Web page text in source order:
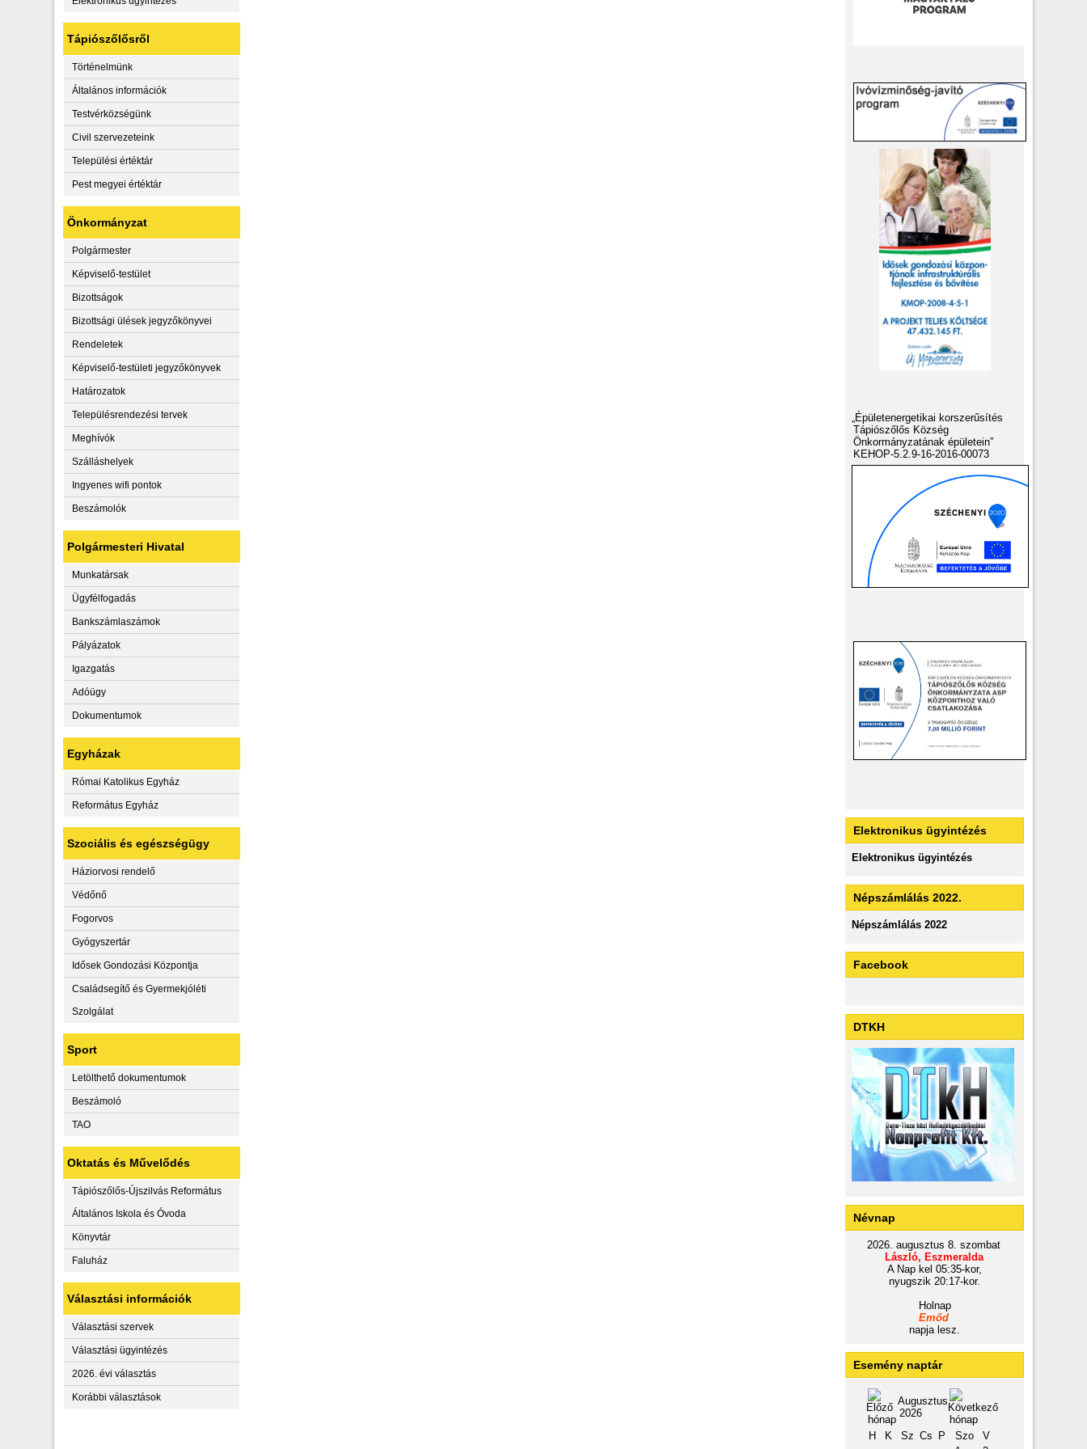
Tápiószőlősről
Történelmünk
Általános információk
Testvérközségünk
Civil szervezeteink
Települési értéktár
Pest megyei értéktár
Önkormányzat
Polgármester
Képviselő-testület
Bizottságok
Bizottsági ülések jegyzőkönyvei
Rendeletek
Képviselő-testületi jegyzőkönyvek
Határozatok
Településrendezési tervek
Meghívók
Szálláshelyek
Ingyenes wifi pontok
Beszámolók
Polgármesteri Hivatal
Munkatársak
Ügyfélfogadás
Bankszámlaszámok
Pályázatok
Igazgatás
Adóügy
Dokumentumok
Egyházak
Római Katolikus Egyház
Református Egyház
Szociális és egészségügy
Háziorvosi rendelő
Védőnő
Fogorvos
Gyógyszertár
Idősek Gondozási Központja
Családsegítő és Gyermekjóléti
Szolgálat
Sport
Letölthető dokumentumok
Beszámoló
TAO
Oktatás és Művelődés
Tápiószőlős-Újszilvás Református
Általános Iskola és Óvoda
Könyvtár
Faluház
Választási információk
Választási szervek
Választási ügyintézés
2026. évi választás
Korábbi választások
„Épületenergetikai korszerűsítés
Tápiószőlős Község
Önkormányzatának épületein”
KEHOP-5.2.9-16-2016-00073
Elektronikus ügyintézés
Elektronikus ügyintézés
Népszámlálás 2022.
Népszámlálás 2022
Facebook
DTKH
Névnap
2026. augusztus 8. szombat
László, Eszmeralda
A Nap kel 05:35-kor,
nyugszik 20:17-kor.
Holnap
Emőd
napja lesz.
Esemény naptár
Augusztus
2026
H
K Sz Cs P Szo
V